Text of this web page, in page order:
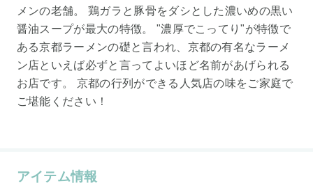
メンの老舗。 鶏ガラと豚骨をダシとした濃いめの黒い
醤油スープが最大の特徴。 "濃厚でこってり"が特徴で
ある京都ラーメンの礎と言われ、京都の有名なラーメ
ン店といえば必ずと言ってよいほど名前があげられる
お店です。 京都の行列ができる人気店の味をご家庭で
ご堪能ください！
アイテム情報